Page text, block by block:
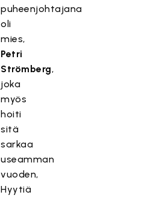
puheenjohtajana
oli
mies,
Petri
Strömberg,
joka
myös
hoiti
sitä
sarkaa
useamman
vuoden,
Hyytiä